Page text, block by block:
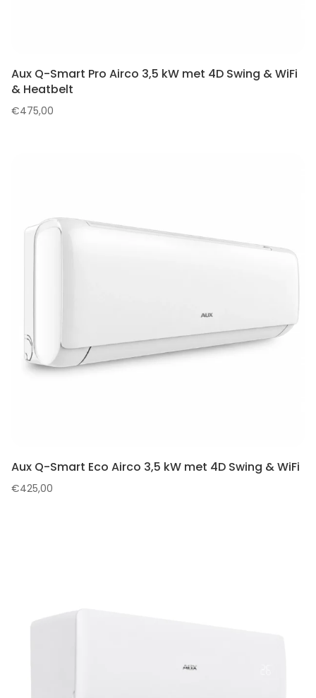
Aux Q-Smart Pro Airco 3,5 kW met 4D Swing & WiFi
& Heatbelt
€475,00
Aux Q-Smart Eco Airco 3,5 kW met 4D Swing & WiFi
€425,00